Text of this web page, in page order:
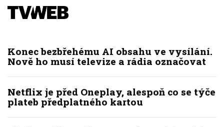
Konec bezbřehému AI obsahu ve vysílání.
Nově ho musí televize a rádia označovat
Netflix je před Oneplay, alespoň co se týče
plateb předplatného kartou